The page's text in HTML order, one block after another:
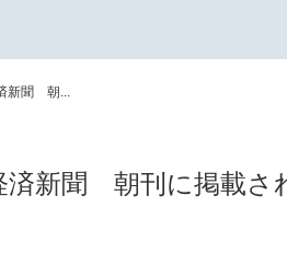
新聞 朝...
済新聞 朝刊に掲載さ